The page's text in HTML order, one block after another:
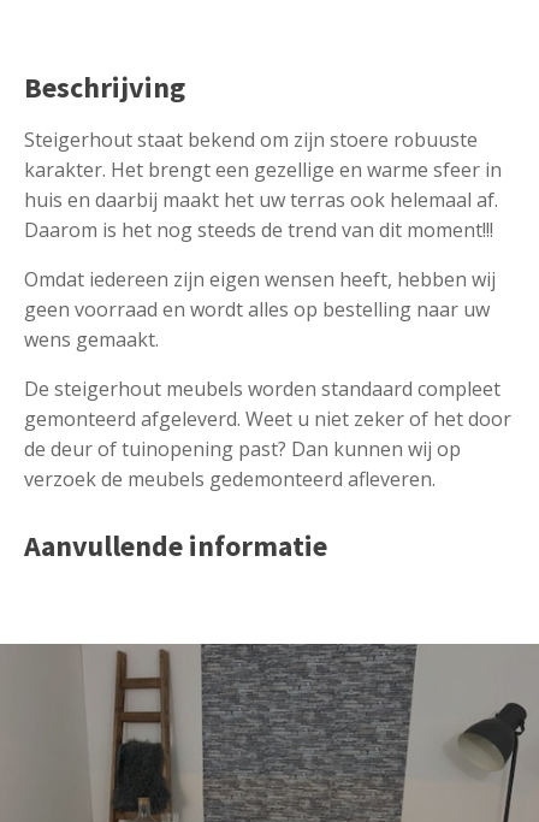
Beschrijving
Steigerhout staat bekend om zijn stoere robuuste
karakter. Het brengt een gezellige en warme sfeer in
huis en daarbij maakt het uw terras ook helemaal af.
Daarom is het nog steeds de trend van dit moment!!!
Omdat iedereen zijn eigen wensen heeft, hebben wij
geen voorraad en wordt alles op bestelling naar uw
wens gemaakt.
De steigerhout meubels worden standaard compleet
gemonteerd afgeleverd. Weet u niet zeker of het door
de deur of tuinopening past? Dan kunnen wij op
verzoek de meubels gedemonteerd afleveren.
Aanvullende informatie